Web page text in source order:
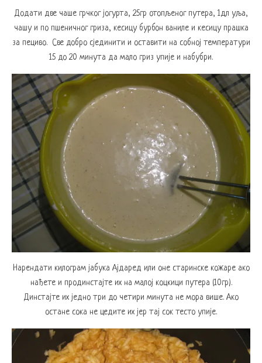
Додати две чаше грчког јогурта, 25гр отопљеног путера, 1дл уља,
чашу и по пшеничног гриза, кесицу бурбон ваниле и кесицу прашка
за пециво. Све добро сјединити и оставити на собној температури
15 до 20 минута да мало гриз упије и набубри.
Нарендати килограм јабука Ајдаред или оне старинске кожаре ако
нађете и продинстајте их на малој коцкици путера (10гр).
Динстајте их једно три до четири минута не мора више. Ако
остане сока не цедите их јер тај сок тесто упије.